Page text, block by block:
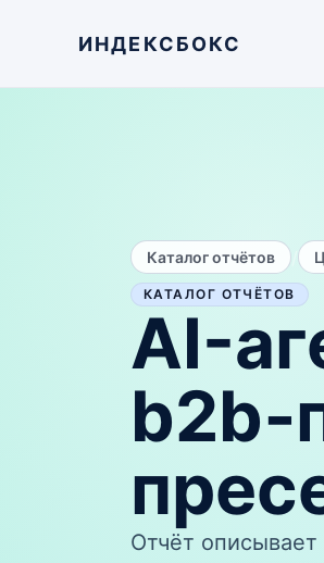
ИНДЕКСБОКС
Каталог отчётов
КАТАЛОГ ОТЧЁТОВ
AI-
Отчёт